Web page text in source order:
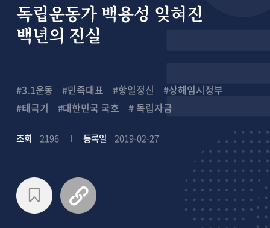
독립운동가 백용성 잊혀진
백년의 진실
#3.1운동 #민족대표 #항일정신
#상해임시정부
#태극기
#대한민국 국호 # 독립자금
조회 2196 등록일 2019-02-27